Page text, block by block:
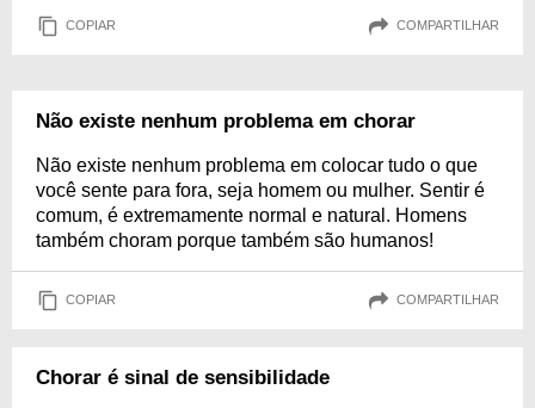
COPIAR COMPARTILHAR
Não existe nenhum problema em chorar
Não existe nenhum problema em colocar tudo o que
você sente para fora, seja homem ou mulher. Sentir é
comum, é extremamente normal e natural. Homens
também choram porque também são humanos!
COPIAR COMPARTILHAR
Chorar é sinal de sensibilidade